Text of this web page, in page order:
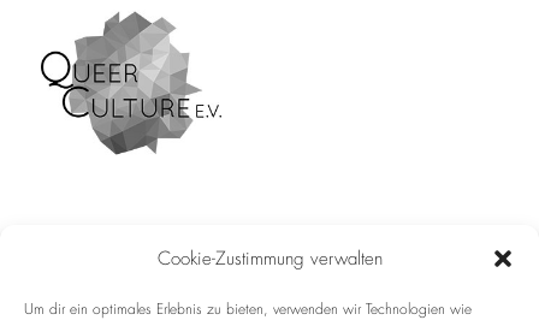
Cookie-Zustimmung verwalten
Um dir ein optimales Erlebnis zu bieten, verwenden wir Technologien wie
Impressum